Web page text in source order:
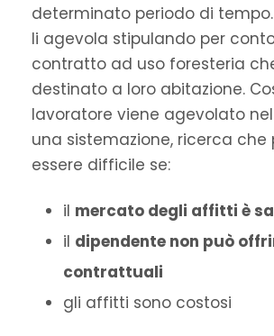
determinato periodo di
li agevola stipulando per
contratto ad uso foresteria
destinato a loro abitazione.
lavoratore viene agevolato
una sistemazione, ricerca che
essere difficile se:
il mercato degli affitti è
il dipendente non può
contrattuali
gli affitti sono costosi